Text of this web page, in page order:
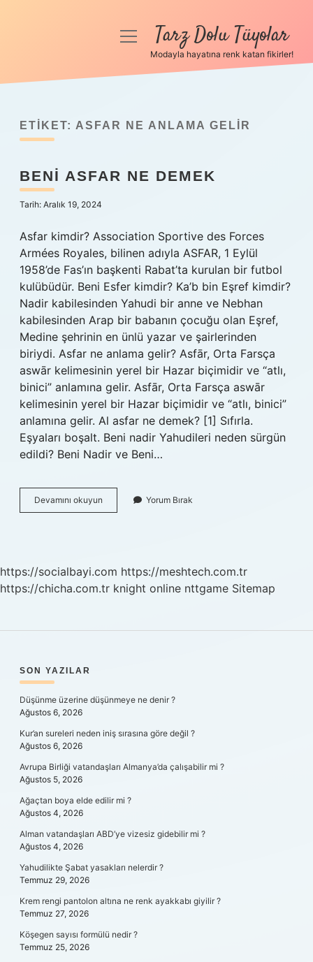
Anasayfa
Yasal Uyarı
Hakkımızda
menüyüTarz Dolu Tüyolar
Modayla hayatına renk katan fikirler!
ETIKET: ASFAR NE ANLAMA GELIR
BENI ASFAR NE DEMEK
Tarih: Aralık 19, 2024
Asfar kimdir? Association Sportive des Forces
Armées Royales, bilinen adıyla ASFAR, 1 Eylül
1958’de Fas’ın başkenti Rabat’ta kurulan bir futbol
kulübüdür. Beni Esfer kimdir? Ka’b bin Eşref kimdir?
Nadir kabilesinden Yahudi bir anne ve Nebhan
kabilesinden Arap bir babanın çocuğu olan Eşref,
Medine şehrinin en ünlü yazar ve şairlerinden
biriydi. Asfar ne anlama gelir? Asfār, Orta Farsça
aswār kelimesinin yerel bir Hazar biçimidir ve “atlı,
binici” anlamına gelir. Asfār, Orta Farsça aswār
kelimesinin yerel bir Hazar biçimidir ve “atlı, binici”
anlamına gelir. Al asfar ne demek? [1] Sıfırla.
Eşyaları boşalt. Beni nadir Yahudileri neden sürgün
edildi? Beni Nadir ve Beni…
Devamını okuyun
Asfar
Yorum Bırak
https://socialbayi.com https://meshtech.com.tr
https://chicha.com.tr knight online nttgame Sitemap
SIDEBAR
SON YAZILAR
Düşünme üzerine düşünmeye ne denir ?
Ağustos 6, 2026
Kur’an sureleri neden iniş sırasına göre değil ?
Ağustos 6, 2026
Avrupa Birliği vatandaşları Almanya’da çalışabilir mi ?
Ağustos 5, 2026
Ağaçtan boya elde edilir mi ?
Ağustos 4, 2026
Alman vatandaşları ABD’ye vizesiz gidebilir mi ?
Ağustos 4, 2026
Yahudilikte Şabat yasakları nelerdir ?
Temmuz 29, 2026
Krem rengi pantolon altına ne renk ayakkabı giyilir ?
Temmuz 27, 2026
Köşegen sayısı formülü nedir ?
Temmuz 25, 2026